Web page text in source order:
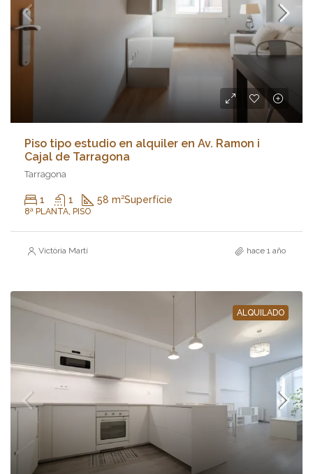
Piso tipo estudio en alquiler en Av. Ramon i
Cajal de Tarragona
Tarragona
1 1 58 m²Superfície
8ª PLANTA, PISO
Victòria Martí hace 1 año
ALQUILADO